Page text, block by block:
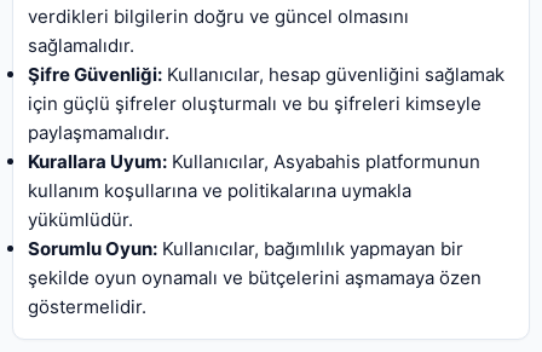
verdikleri bilgilerin doğru ve güncel olmasını
sağlamalıdır.
Şifre Güvenliği: Kullanıcılar, hesap güvenliğini sağlamak
için güçlü şifreler oluşturmalı ve bu şifreleri kimseyle
paylaşmamalıdır.
Kurallara Uyum: Kullanıcılar, Asyabahis platformunun
kullanım koşullarına ve politikalarına uymakla
yükümlüdür.
Sorumlu Oyun: Kullanıcılar, bağımlılık yapmayan bir
şekilde oyun oynamalı ve bütçelerini aşmamaya özen
göstermelidir.